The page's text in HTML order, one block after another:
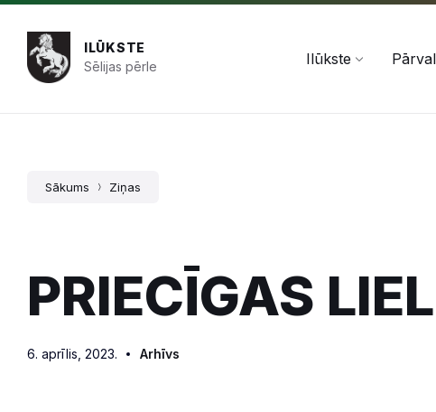
Pāriet
saturu
Skip
navigation
Skip
footer
ILŪKSTE
Sēlijas pērle
Ilūkste
Sākums Ziņas
PRIECĪGAS
6. aprīlis, 2023. Arhīvs